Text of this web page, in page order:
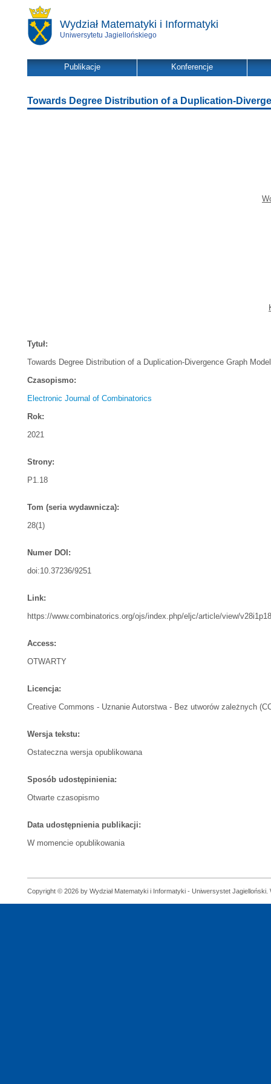
Wydział Matematyki i Informatyki
Uniwersytetu Jagiellońskiego
Publikacje Konferencje
Towards Degree Distribution of a Duplication-
Tytuł:
Towards Degree Distribution of a Duplication-Divergence Graph Model
Czasopismo:
Electronic Journal of Combinatorics
Rok:
2021
Strony:
P1.18
Tom (seria wydawnicza):
28(1)
Numer DOI:
doi:10.37236/9251
Link:
https://www.combinatorics.org/ojs/index.php/eljc/article/view/
Access:
OTWARTY
Licencja:
Creative Commons - Uznanie Autorstwa - Bez utworów zależnych
Wersja tekstu:
Ostateczna wersja opublikowana
Sposób udostępinienia:
Otwarte czasopismo
Data udostępnienia publikacji:
W momencie opublikowania
Copyright © 2026 by Wydział Matematyki i Informatyki - Uniwersystet